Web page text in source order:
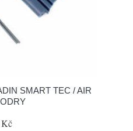
SMART TEC / AIR